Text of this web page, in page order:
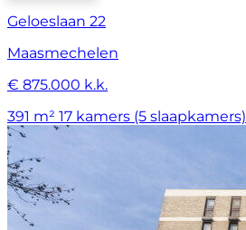
Geloeslaan 22
Maasmechelen
€ 875.000 k.k.
391 m² 17 kamers (5 slaapkamers)